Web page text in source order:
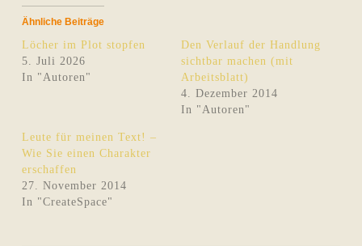
Ähnliche Beiträge
Löcher im Plot stopfen
5. Juli 2026
In "Autoren"
Den Verlauf der Handlung
sichtbar machen (mit
Arbeitsblatt)
4. Dezember 2014
In "Autoren"
Leute für meinen Text! –
Wie Sie einen Charakter
erschaffen
27. November 2014
In "CreateSpace"